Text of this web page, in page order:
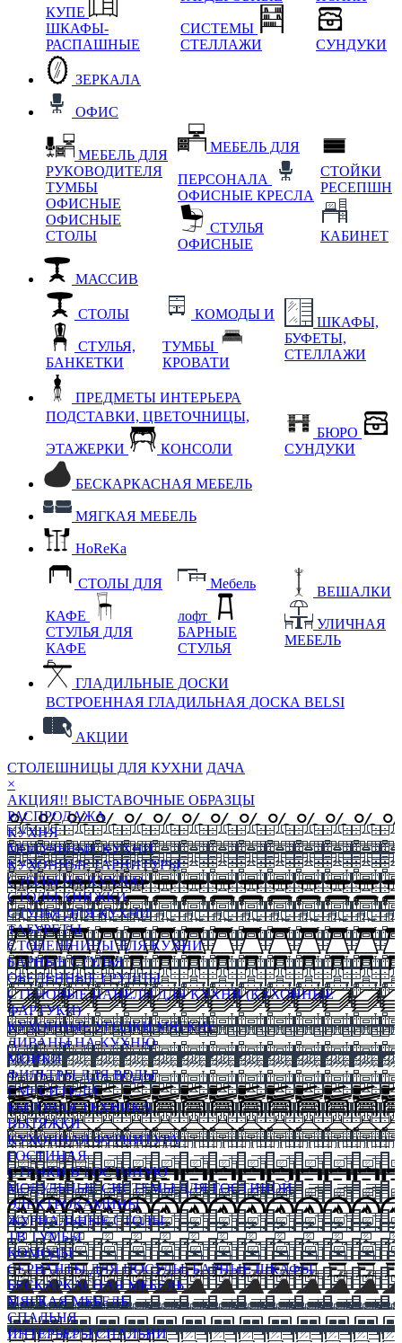
КУПЕ
ШКАФЫ-
РАСПАШНЫЕ
СИСТЕМЫ
СТЕЛЛАЖИ
СУНДУКИ
ЗЕРКАЛА
ОФИС
МЕБЕЛЬ ДЛЯ
РУКОВОДИТЕЛЯ
ТУМБЫ
ОФИСНЫЕ
ОФИСНЫЕ
СТОЛЫ
МЕБЕЛЬ ДЛЯ
ПЕРСОНАЛА
ОФИСНЫЕ КРЕСЛА
СТУЛЬЯ
ОФИСНЫЕ
СТОЙКИ
РЕСЕПШН
КАБИНЕТ
МАССИВ
СТОЛЫ
СТУЛЬЯ,
БАНКЕТКИ
КОМОДЫ И
ТУМБЫ
КРОВАТИ
ШКАФЫ,
БУФЕТЫ,
СТЕЛЛАЖИ
ПРЕДМЕТЫ ИНТЕРЬЕРА
ПОДСТАВКИ, ЦВЕТОЧНИЦЫ,
ЭТАЖЕРКИ КОНСОЛИ
БЮРО
СУНДУКИ
БЕСКАРКАСНАЯ МЕБЕЛЬ
МЯГКАЯ МЕБЕЛЬ
HoReKa
СТОЛЫ ДЛЯ
КАФЕ
СТУЛЬЯ ДЛЯ
КАФЕ
Мебель
лофт
БАРНЫЕ
СТУЛЬЯ
ВЕШАЛКИ
УЛИЧНАЯ
МЕБЕЛЬ
ГЛАДИЛЬНЫЕ ДОСКИ
ВСТРОЕННАЯ ГЛАДИЛЬНАЯ ДОСКА BELSI
АКЦИИ
СТОЛЕШНИЦЫ ДЛЯ КУХНИ ДАЧА
×
АКЦИЯ!! ВЫСТАВОЧНЫЕ ОБРАЗЦЫ
РАСПРОДАЖА
КУХНЯ
МОДУЛЬНЫЕ КУХНИ
КУХОННЫЕ ГАРНИТУРЫ
СТОЛЫ НА КУХНЮ
СТОЛЫ КНИЖКИ
СТУЛЬЯ ДЛЯ КУХНИ
ТАБУРЕТЫ
СТОЛЕШНИЦЫ ДЛЯ КУХНИ
БАРНЫЕ СТУЛЬЯ
ОБЕДЕННЫЕ ГРУППЫ
СТЕНОВЫЕ ПАНЕЛИ ДЛЯ КУХНИ (КУХОННЫЕ
ФАРТУКИ)
КУХОННЫЕ УГОЛКИ МЯГКИЕ
ДИВАНЫ НА КУХНЮ
МОЙКИ
ФИЛЬТРЫ ДЛЯ ВОДЫ
СМЕСИТЕЛИ
БЫТОВАЯ ТЕХНИКА
ВЫТЯЖКИ
КУХОННАЯ ФУРНИТУРА
ГОСТИНАЯ
СТЕНКИ В ГОСТИНУЮ
МОДУЛЬНЫЕ СИСТЕМЫ ДЛЯ ГОСТИНОЙ
ЭЛЕКТРОКАМИНЫ
ЖУРНАЛЬНЫЕ СТОЛЫ
ТВ ТУМБЫ
КОМОДЫ
СЕРВАНТЫ ДЛЯ ПОСУДЫ, БАРНЫЕ ШКАФЫ
БЕСКАРКАСНАЯ МЕБЕЛЬ
МЯГКАЯ МЕБЕЛЬ
СПАЛЬНЯ
ИНТЕРЬЕРЫ СПАЛЬНИ